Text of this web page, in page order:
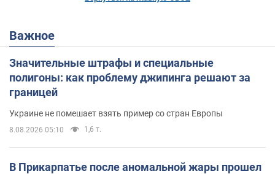
Важное
Значительные штрафы и специальные
полигоны: как проблему джипинга решают за
границей
Украине не помешает взять пример со стран Европы
8.08.2026 05:10 1,6 т.
В Прикарпатье после аномальной жары прошел